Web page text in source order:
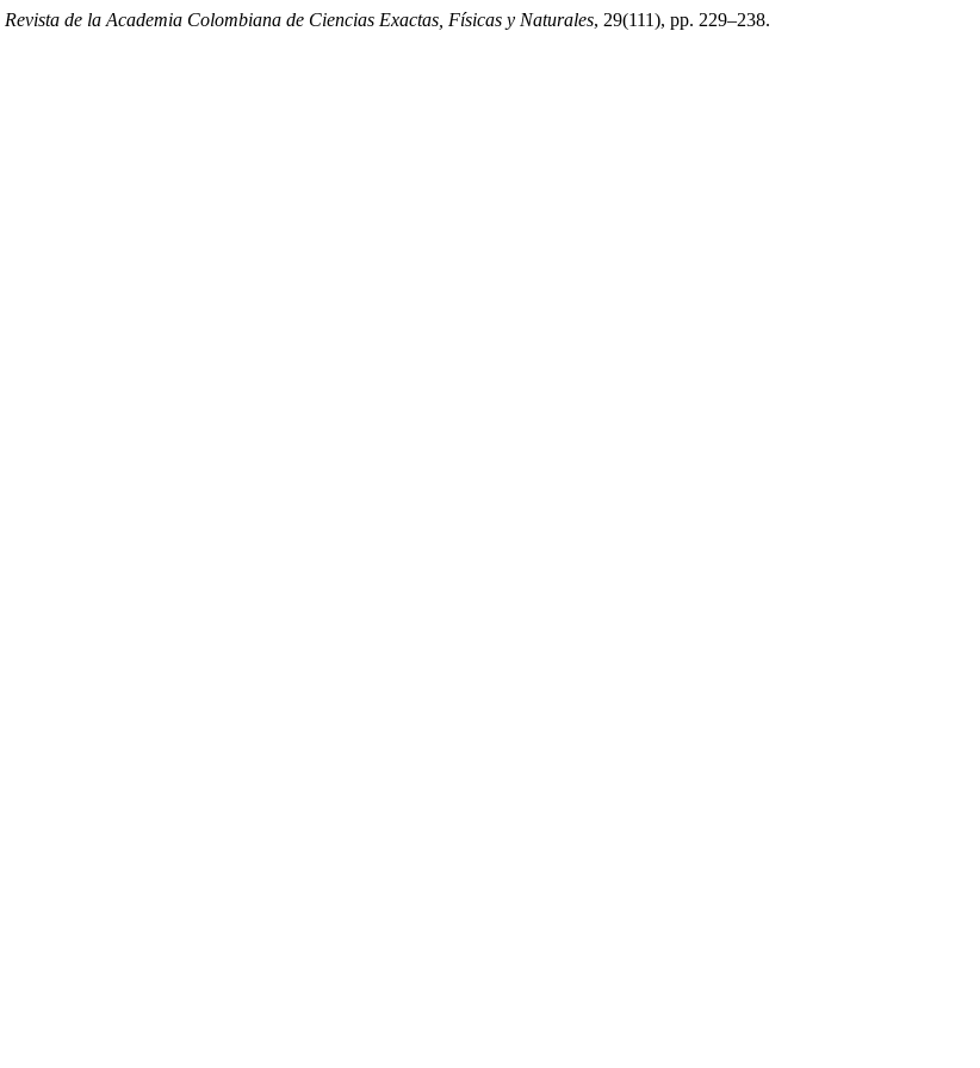
Revista de la Academia Colombiana de Ciencias Exactas, Físicas y Naturales, 29(111), pp. 229–238.